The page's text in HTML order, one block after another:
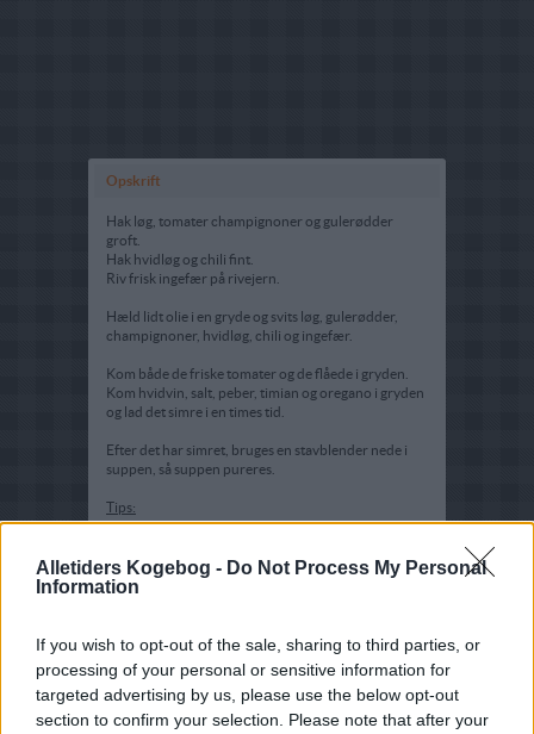
Alletiders Kogebog - Do Not Process My Personal
Information
If you wish to opt-out of the sale, sharing to third parties, or
processing of your personal or sensitive information for
targeted advertising by us, please use the below opt-out
section to confirm your selection. Please note that after your
Opskrift
Hak løg, tomater champignoner og gulerødder
groft.
Hak hvidløg og chili fint.
Riv frisk ingefær på rivejern.
Hæld lidt olie i en gryde og svits løg, gulerødder,
champignoner, hvidløg, chili og ingefær.
Kom både de friske tomater og de flåede i gryden.
Kom hvidvin, salt, peber, timian og oregano i gryden
og lad det simre i en times tid.
Efter det har simret, bruges en stavblender nede i
suppen, så suppen pureres.
Tips: